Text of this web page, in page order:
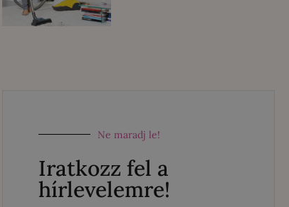
Ne maradj le!
Iratkozz fel a
hírlevelemre!